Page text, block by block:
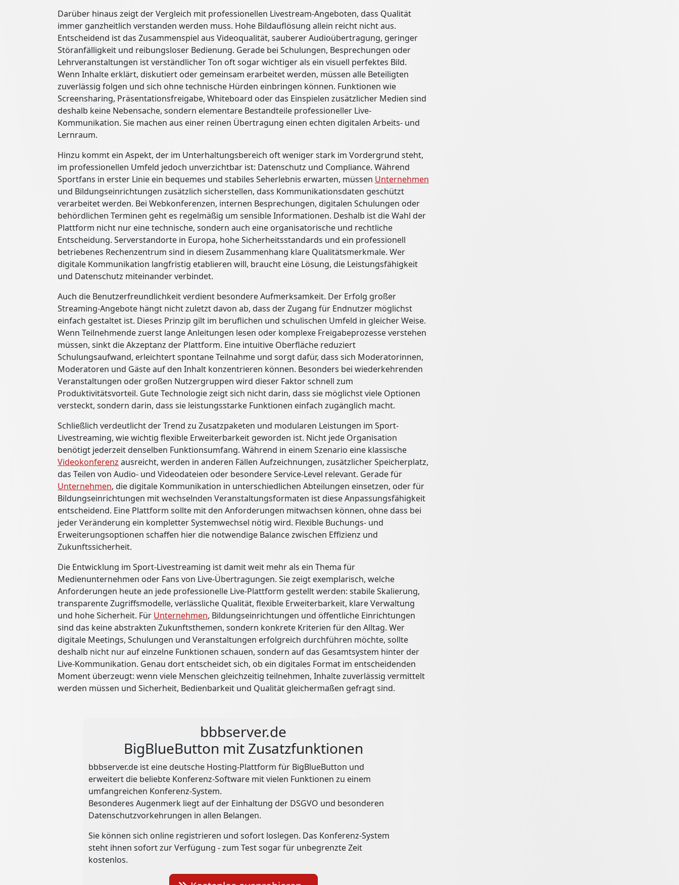
Darüber hinaus zeigt der Vergleich mit professionellen Livestream-Angeboten, dass Qualität
immer ganzheitlich verstanden werden muss. Hohe Bildauflösung allein reicht nicht aus.
Entscheidend ist das Zusammenspiel aus Videoqualität, sauberer Audioübertragung, geringer
Störanfälligkeit und reibungsloser Bedienung. Gerade bei Schulungen, Besprechungen oder
Lehrveranstaltungen ist verständlicher Ton oft sogar wichtiger als ein visuell perfektes Bild.
Wenn Inhalte erklärt, diskutiert oder gemeinsam erarbeitet werden, müssen alle Beteiligten
zuverlässig folgen und sich ohne technische Hürden einbringen können. Funktionen wie
Screensharing, Präsentationsfreigabe, Whiteboard oder das Einspielen zusätzlicher Medien sind
deshalb keine Nebensache, sondern elementare Bestandteile professioneller Live-
Kommunikation. Sie machen aus einer reinen Übertragung einen echten digitalen Arbeits- und
Lernraum.
Hinzu kommt ein Aspekt, der im Unterhaltungsbereich oft weniger stark im Vordergrund steht,
im professionellen Umfeld jedoch unverzichtbar ist: Datenschutz und Compliance. Während
Sportfans in erster Linie ein bequemes und stabiles Seherlebnis erwarten, müssen Unternehmen
und Bildungseinrichtungen zusätzlich sicherstellen, dass Kommunikationsdaten geschützt
verarbeitet werden. Bei Webkonferenzen, internen Besprechungen, digitalen Schulungen oder
behördlichen Terminen geht es regelmäßig um sensible Informationen. Deshalb ist die Wahl der
Plattform nicht nur eine technische, sondern auch eine organisatorische und rechtliche
Entscheidung. Serverstandorte in Europa, hohe Sicherheitsstandards und ein professionell
betriebenes Rechenzentrum sind in diesem Zusammenhang klare Qualitätsmerkmale. Wer
digitale Kommunikation langfristig etablieren will, braucht eine Lösung, die Leistungsfähigkeit
und Datenschutz miteinander verbindet.
Auch die Benutzerfreundlichkeit verdient besondere Aufmerksamkeit. Der Erfolg großer
Streaming-Angebote hängt nicht zuletzt davon ab, dass der Zugang für Endnutzer möglichst
einfach gestaltet ist. Dieses Prinzip gilt im beruflichen und schulischen Umfeld in gleicher Weise.
Wenn Teilnehmende zuerst lange Anleitungen lesen oder komplexe Freigabeprozesse verstehen
müssen, sinkt die Akzeptanz der Plattform. Eine intuitive Oberfläche reduziert
Schulungsaufwand, erleichtert spontane Teilnahme und sorgt dafür, dass sich Moderatorinnen,
Moderatoren und Gäste auf den Inhalt konzentrieren können. Besonders bei wiederkehrenden
Veranstaltungen oder großen Nutzergruppen wird dieser Faktor schnell zum
Produktivitätsvorteil. Gute Technologie zeigt sich nicht darin, dass sie möglichst viele Optionen
versteckt, sondern darin, dass sie leistungsstarke Funktionen einfach zugänglich macht.
Schließlich verdeutlicht der Trend zu Zusatzpaketen und modularen Leistungen im Sport-
Livestreaming, wie wichtig flexible Erweiterbarkeit geworden ist. Nicht jede Organisation
benötigt jederzeit denselben Funktionsumfang. Während in einem Szenario eine klassische
Videokonferenz ausreicht, werden in anderen Fällen Aufzeichnungen, zusätzlicher Speicherplatz,
das Teilen von Audio- und Videodateien oder besondere Service-Level relevant. Gerade für
Unternehmen, die digitale Kommunikation in unterschiedlichen Abteilungen einsetzen, oder für
Bildungseinrichtungen mit wechselnden Veranstaltungsformaten ist diese Anpassungsfähigkeit
entscheidend. Eine Plattform sollte mit den Anforderungen mitwachsen können, ohne dass bei
jeder Veränderung ein kompletter Systemwechsel nötig wird. Flexible Buchungs- und
Erweiterungsoptionen schaffen hier die notwendige Balance zwischen Effizienz und
Zukunftssicherheit.
Die Entwicklung im Sport-Livestreaming ist damit weit mehr als ein Thema für
Medienunternehmen oder Fans von Live-Übertragungen. Sie zeigt exemplarisch, welche
Anforderungen heute an jede professionelle Live-Plattform gestellt werden: stabile Skalierung,
transparente Zugriffsmodelle, verlässliche Qualität, flexible Erweiterbarkeit, klare Verwaltung
und hohe Sicherheit. Für Unternehmen, Bildungseinrichtungen und öffentliche Einrichtungen
sind das keine abstrakten Zukunftsthemen, sondern konkrete Kriterien für den Alltag. Wer
digitale Meetings, Schulungen und Veranstaltungen erfolgreich durchführen möchte, sollte
deshalb nicht nur auf einzelne Funktionen schauen, sondern auf das Gesamtsystem hinter der
Live-Kommunikation. Genau dort entscheidet sich, ob ein digitales Format im entscheidenden
Moment überzeugt: wenn viele Menschen gleichzeitig teilnehmen, Inhalte zuverlässig vermittelt
werden müssen und Sicherheit, Bedienbarkeit und Qualität gleichermaßen gefragt sind.
bbbserver.de
BigBlueButton mit Zusatzfunktionen
bbbserver.de ist eine deutsche Hosting-Plattform für BigBlueButton und
erweitert die beliebte Konferenz-Software mit vielen Funktionen zu einem
umfangreichen Konferenz-System.
Besonderes Augenmerk liegt auf der Einhaltung der DSGVO und besonderen
Datenschutzvorkehrungen in allen Belangen.
Sie können sich online registrieren und sofort loslegen. Das Konferenz-System
steht ihnen sofort zur Verfügung - zum Test sogar für unbegrenzte Zeit
kostenlos.